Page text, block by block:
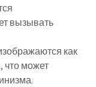
вызывать
как
что может